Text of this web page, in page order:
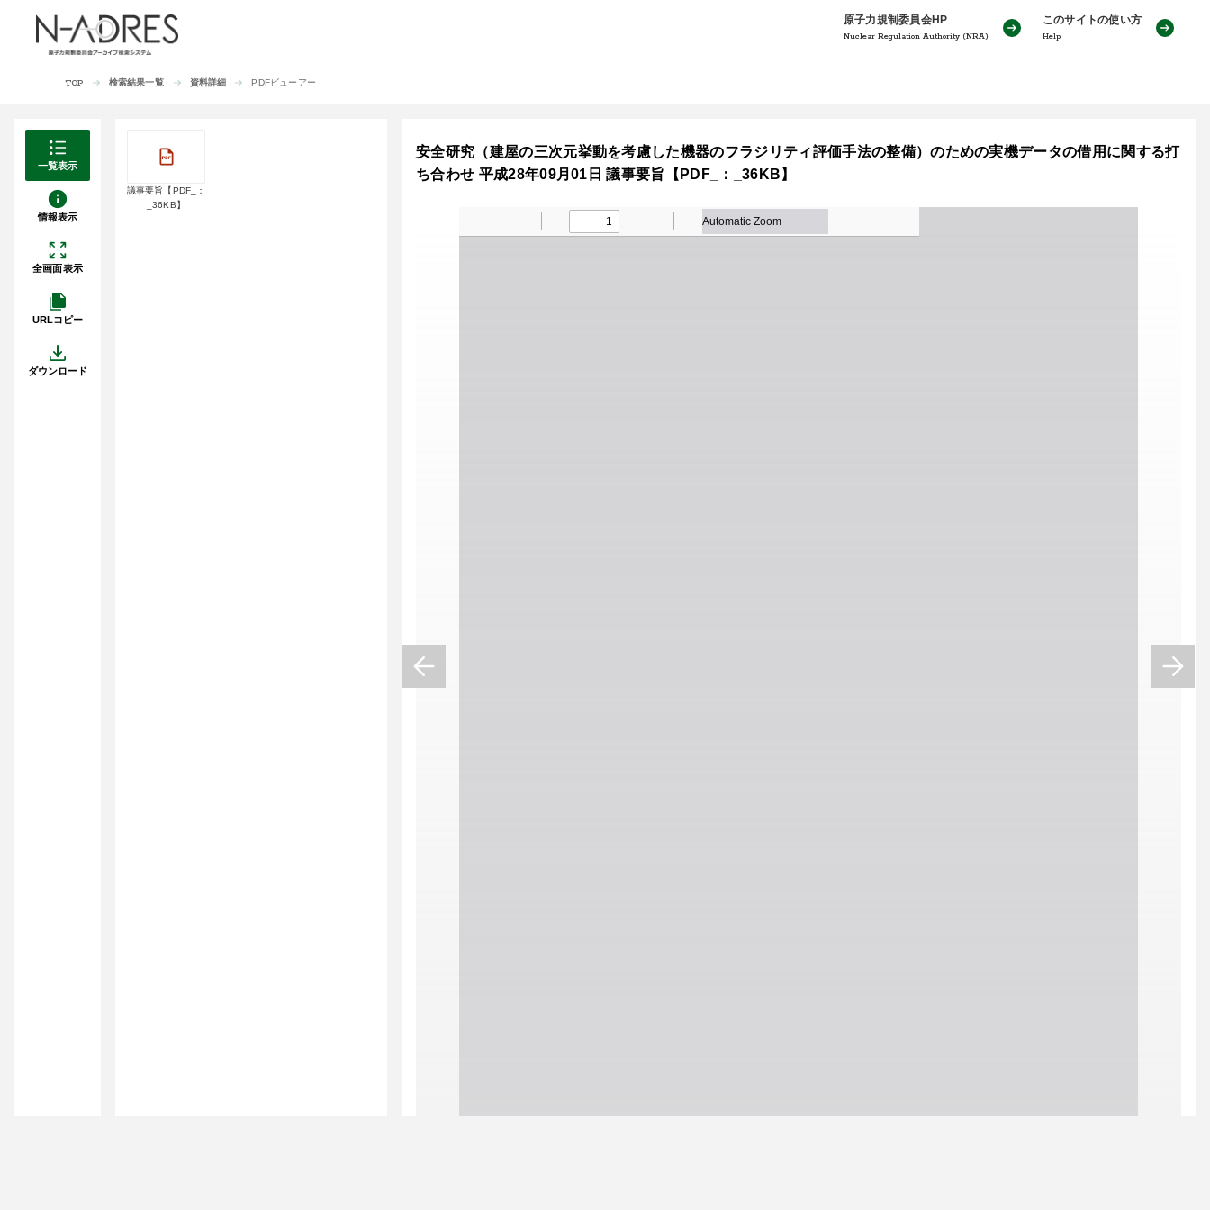
原子力規制委員会HP
Nuclear Regulation Authority (NRA)
このサイトの使い方
Help
TOP 検索結果一覧 資料詳細 PDFビューアー
一覧表示
情報表示
全画面表示
URLコピー
ダウンロード
議事要旨【PDF_：
_36KB】
安全研究（建屋の三次元挙動を考慮した機器のフラジリティ評価手法の整備）のための実機データの借用に関する打
ち合わせ 平成28年09月01日 議事要旨【PDF_：_36KB】